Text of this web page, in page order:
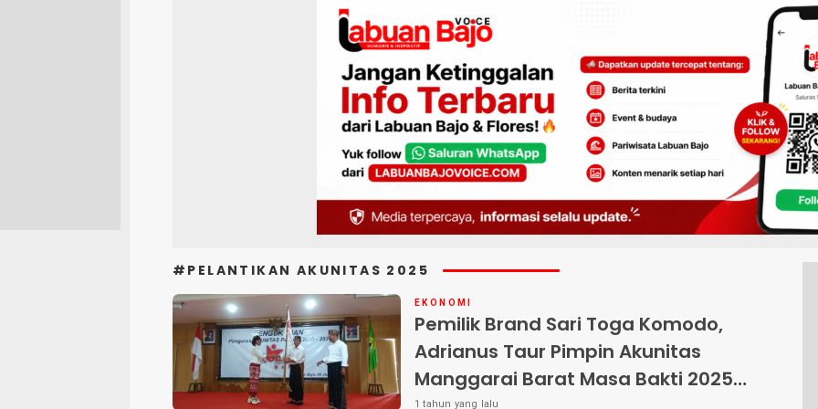
#PELANTIKAN AKUNITAS 2025
EKONOMI
Pemilik Brand Sari Toga Komodo,
Adrianus Taur Pimpin Akunitas
Manggarai Barat Masa Bakti 2025–
1 tahun yang lalu